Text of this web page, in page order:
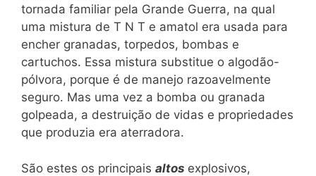
tornada familiar pela Grande Guerra, na qual
uma mistura de T N T e amatol era usada para
encher granadas, torpedos, bombas e
cartuchos. Essa mistura substitue o algodão-
pólvora, porque é de manejo razoavelmente
seguro. Mas uma vez a bomba ou granada
golpeada, a destruição de vidas e propriedades
que produzia era aterradora.
São estes os principais altos explosivos,